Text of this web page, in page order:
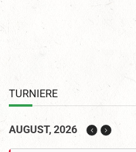
TURNIERE
AUGUST, 2026